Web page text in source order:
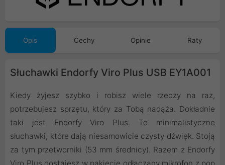
Opis Cechy Opinie Raty
Słuchawki Endorfy Viro Plus USB EY1A001
Kiedy żyjesz szybko i robisz wiele rzeczy na raz,
potrzebujesz sprzętu, który za Tobą nadąża. Dokładnie
taki jest Endorfy Viro Plus. To minimalistyczne
słuchawki, które dają niesamowicie czysty dźwięk. Stoją
za tym przetworniki (53 mm średnicy). Razem z Endorfy